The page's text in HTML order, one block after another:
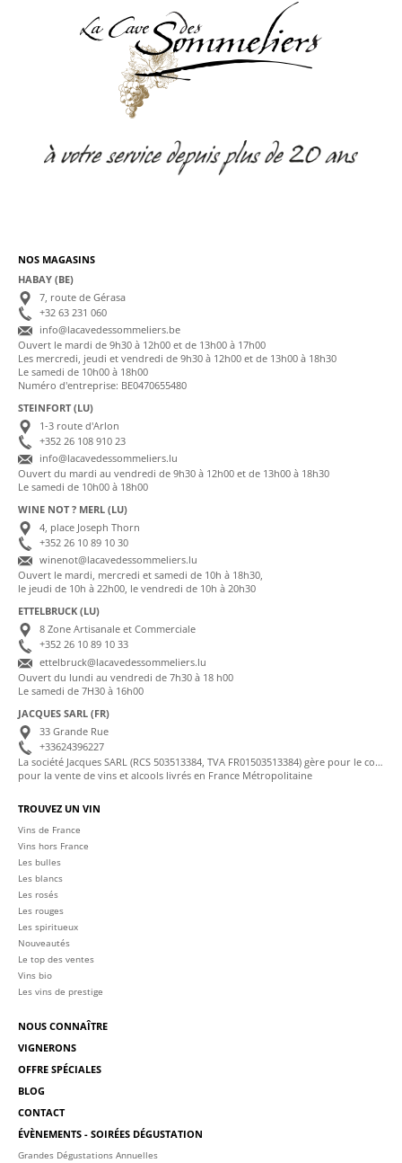
NOS MAGASINS
HABAY (BE)
7, route de Gérasa
+32 63 231 060
info@lacavedessommeliers.be
Ouvert le mardi de 9h30 à 12h00 et de 13h00 à 17h00
Les mercredi, jeudi et vendredi de 9h30 à 12h00 et de 13h00 à 18h30
Le samedi de 10h00 à 18h00
Numéro d'entreprise: BE0470655480
STEINFORT (LU)
1-3 route d'Arlon
+352 26 108 910 23
info@lacavedessommeliers.lu
Ouvert du mardi au vendredi de 9h30 à 12h00 et de 13h00 à 18h30
Le samedi de 10h00 à 18h00
WINE NOT ? MERL (LU)
4, place Joseph Thorn
+352 26 10 89 10 30
winenot@lacavedessommeliers.lu
Ouvert le mardi, mercredi et samedi de 10h à 18h30,
le jeudi de 10h à 22h00, le vendredi de 10h à 20h30
ETTELBRUCK (LU)
8 Zone Artisanale et Commerciale
+352 26 10 89 10 33
ettelbruck@lacavedessommeliers.lu
Ouvert du lundi au vendredi de 7h30 à 18 h00
Le samedi de 7H30 à 16h00
JACQUES SARL (FR)
33 Grande Rue
+33624396227
La société Jacques SARL (RCS 503513384, TVA FR01503513384) gère pour le compte de La Cave des Sommeliers les transactions bancaires et la facturation
pour la vente de vins et alcools livrés en France Métropolitaine
TROUVEZ UN VIN
Vins de France
Vins hors France
Les bulles
Les blancs
Les rosés
Les rouges
Les spiritueux
Nouveautés
Le top des ventes
Vins bio
Les vins de prestige
NOUS CONNAÎTRE
VIGNERONS
OFFRE SPÉCIALES
BLOG
CONTACT
ÉVÈNEMENTS - SOIRÉES DÉGUSTATION
Grandes Dégustations Annuelles